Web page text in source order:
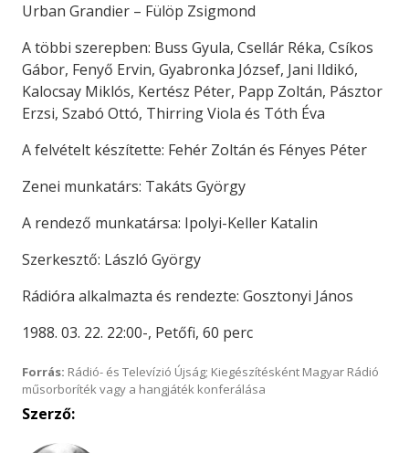
Urban Grandier – Fülöp Zsigmond
A többi szerepben: Buss Gyula, Csellár Réka, Csíkos
Gábor, Fenyő Ervin, Gyabronka József, Jani Ildikó,
Kalocsay Miklós, Kertész Péter, Papp Zoltán, Pásztor
Erzsi, Szabó Ottó, Thirring Viola és Tóth Éva
A felvételt készítette: Fehér Zoltán és Fényes Péter
Zenei munkatárs: Takáts György
A rendező munkatársa: Ipolyi-Keller Katalin
Szerkesztő: László György
Rádióra alkalmazta és rendezte: Gosztonyi János
1988. 03. 22. 22:00-, Petőfi, 60 perc
Forrás: Rádió- és Televízió Újság; Kiegészítésként Magyar Rádió
műsorboríték vagy a hangjáték konferálása
Szerző: